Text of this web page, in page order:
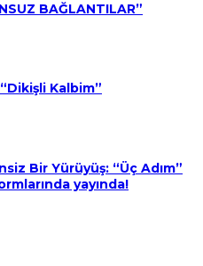
BAĞLANTILAR”
Kalbim”
Bir Yürüyüş: “Üç Adım”
yayında!